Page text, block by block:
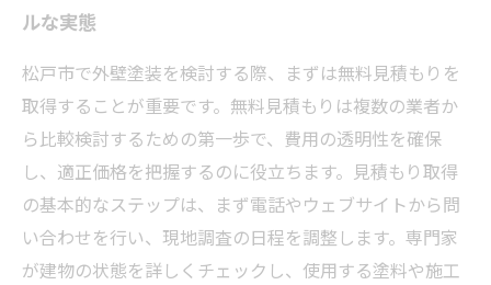
ルな実態
松戸市で外壁塗装を検討する際、まずは無料見積もりを
取得することが重要です。無料見積もりは複数の業者か
ら比較検討するための第一歩で、費用の透明性を確保
し、適正価格を把握するのに役立ちます。見積もり取得
の基本的なステップは、まず電話やウェブサイトから問
い合わせを行い、現地調査の日程を調整します。専門家
が建物の状態を詳しくチェックし、使用する塗料や施工